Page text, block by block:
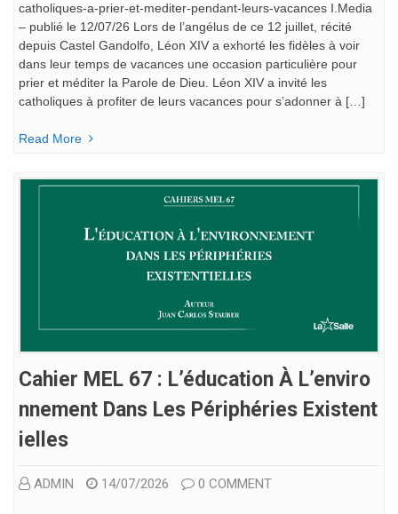
catholiques-a-prier-et-mediter-pendant-leurs-vacances I.Media
– publié le 12/07/26 Lors de l’angélus de ce 12 juillet, récité
depuis Castel Gandolfo, Léon XIV a exhorté les fidèles à voir
dans leur temps de vacances une occasion particulière pour
prier et méditer la Parole de Dieu. Léon XIV a invité les
catholiques à profiter de leurs vacances pour s’adonner à […]
Read More
Cahier MEL 67 : L’éducation À L’enviro
Nnement Dans Les Périphéries Existent
Ielles
ADMIN 14/07/2026 0 COMMENT